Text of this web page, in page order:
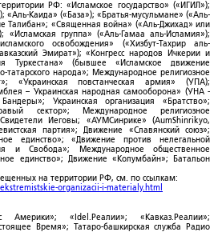
РФ: «Исламское государство» («ИГИЛ»);
«Аль-Каида» («База»); «Братья-мусульмане» («Аль-
Талибан»; «Священная война» («Аль-Джихад» или
«Исламская группа» («Аль-Гамаа аль-Исламия»);
освобождения» («Хизбут-Тахрир аль-
Эмират»); «Конгресс народов Ичкерии и
Туркестана» (бывшее «Исламское движение
татарского народа»; Международное религиозное
«Украинская повстанческая армия» (УПА);
– Украинская народная самооборона» (УНА -
Украинская организация «Братство»;
сектор»; Международное религиозное
Иеговы; «АУМСинрике» (AumShinrikyo,
партия»; Движение «Славянский союз»;
единство»; «Движение против нелегальной
и Свобода»; Международное общественное
единство»; Движение «Колумбайн»; Батальон
на территории РФ, см. по ссылкам:
organizacii-i-materialy.html
Америки»; «Idel.Реалии»; «Кавказ.Реалии»;
Время»; Татаро-башкирская служба Радио